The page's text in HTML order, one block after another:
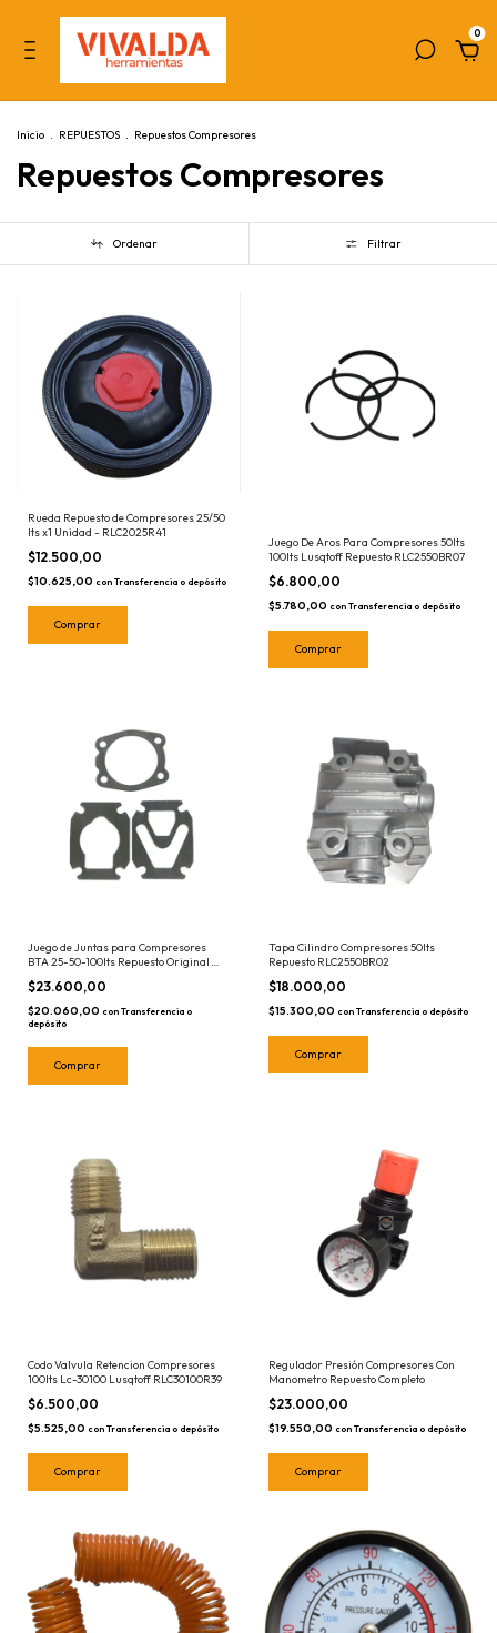
0
Inicio . REPUESTOS . Repuestos Compresores
Repuestos Compresores
Ordenar Filtrar
Rueda Repuesto de Compresores 25/50
lts x1 Unidad - RLC2025R41
$12.500,00
$10.625,00 con Transferencia o depósito
Juego De Aros Para Compresores 50lts
100lts Lusqtoff Repuesto RLC2550BR07
$6.800,00
$5.780,00 con Transferencia o depósito
Juego de Juntas para Compresores
BTA 25-50-100lts Repuesto Original
R2780272
$23.600,00
$20.060,00 con Transferencia o
depósito
Tapa Cilindro Compresores 50lts
Repuesto RLC2550BR02
$18.000,00
$15.300,00 con Transferencia o depósito
Codo Valvula Retencion Compresores
100lts Lc-30100 Lusqtoff RLC30100R39
$6.500,00
$5.525,00 con Transferencia o depósito
Regulador Presión Compresores Con
Manometro Repuesto Completo
$23.000,00
$19.550,00 con Transferencia o depósito